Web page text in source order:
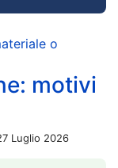
o
motivi
Luglio 2026